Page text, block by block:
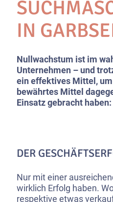
IN
Nullwachstum ist im
Unternehmen – und
ein effektives Mittel,
bewährtes Mittel
Einsatz gebracht
DER
Nur mit einer
wirklich Erfolg haben.
respektive etwas